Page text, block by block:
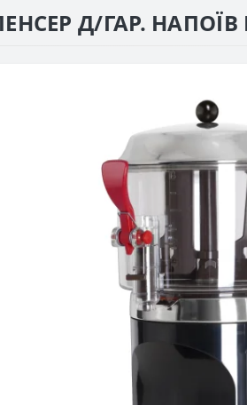
Д/ГАР. НАПОЇВ